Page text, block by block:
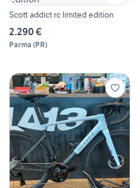
Scott addict rc limited edition
2.290 €
Parma (PR)